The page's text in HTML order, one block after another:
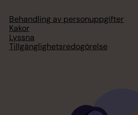
Behandling av personuppgifter
Kakor
Lyssna
Tillgänglighetsredogörelse